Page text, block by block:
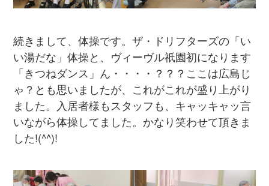
続きまして、体操です。ザ・ドリフターズの「い
い湯だな」体操と、ヴィーヴル祇園初になります
「きつねダンス」ん・・・・？？？ここは広島じ
ゃ？とも思いましたが、これがこれが盛り上がり
ました。入居者様もスタッフも、キャッキャッ言
いながら体操してました。かなり笑わせて頂きま
した!(^^)!